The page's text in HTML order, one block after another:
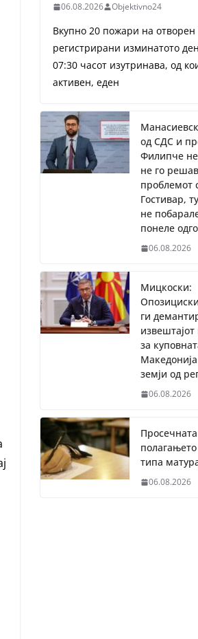
06.08.2026 Objektivno24
Вкупно 20 пожари на отворен
регистрирани изминатото
07:30 часот изутринава, од
активен, еден
од СДС и
Филипче
не го
проблемот
Гостивар,
не
понеле
06.08.2026
Мицкоски:
ги
за
земји од
06.08.2026
типа
06.08.2026